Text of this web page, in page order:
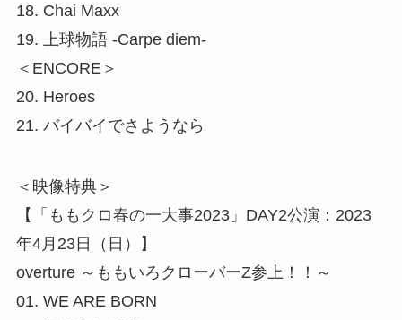
18. Chai Maxx
19. 上球物語 -Carpe diem-
＜ENCORE＞
20. Heroes
21. バイバイでさようなら
＜映像特典＞
【「ももクロ春の一大事2023」DAY2公演：2023
年4月23日（日）】
overture ～ももいろクローバーZ参上！！～
01. WE ARE BORN